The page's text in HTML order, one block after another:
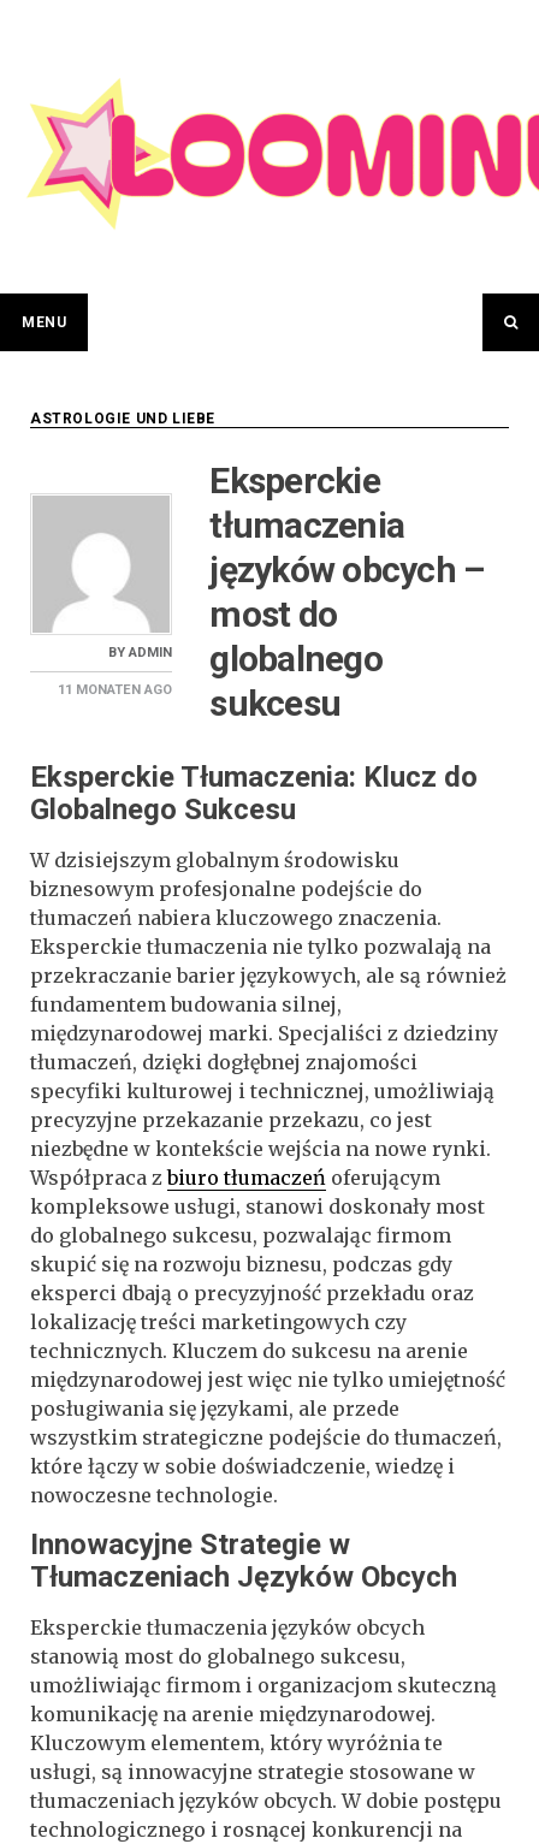
MENU
ASTROLOGIE UND LIEBE
BYADMIN
11 MONATEN AGO
Eksperckie
tłumaczenia
języków obcych –
most do
globalnego
sukcesu
Eksperckie Tłumaczenia: Klucz do
Globalnego Sukcesu
W dzisiejszym globalnym środowisku
biznesowym profesjonalne podejście do
tłumaczeń nabiera kluczowego znaczenia.
Eksperckie tłumaczenia nie tylko pozwalają na
przekraczanie barier językowych, ale są również
fundamentem budowania silnej,
międzynarodowej marki. Specjaliści z dziedziny
tłumaczeń, dzięki dogłębnej znajomości
specyfiki kulturowej i technicznej, umożliwiają
precyzyjne przekazanie przekazu, co jest
niezbędne w kontekście wejścia na nowe rynki.
Współpraca zbiuro tłumaczeń oferującym
kompleksowe usługi, stanowi doskonały most
do globalnego sukcesu, pozwalając firmom
skupić się na rozwoju biznesu, podczas gdy
eksperci dbają o precyzyjność przekładu oraz
lokalizację treści marketingowych czy
technicznych. Kluczem do sukcesu na arenie
międzynarodowej jest więc nie tylko umiejętność
posługiwania się językami, ale przede
wszystkim strategiczne podejście do tłumaczeń,
które łączy w sobie doświadczenie, wiedzę i
nowoczesne technologie.
Innowacyjne Strategie w
Tłumaczeniach Języków Obcych
Eksperckie tłumaczenia języków obcych
stanowią most do globalnego sukcesu,
umożliwiając firmom i organizacjom skuteczną
komunikację na arenie międzynarodowej.
Kluczowym elementem, który wyróżnia te
usługi, są innowacyjne strategie stosowane w
tłumaczeniach języków obcych. W dobie postępu
technologicznego i rosnącej konkurencji na